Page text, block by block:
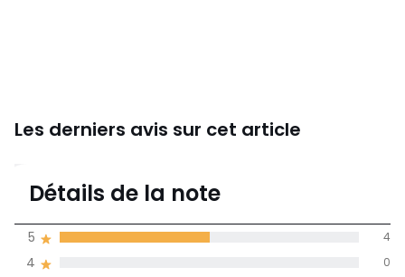
Les derniers avis sur cet article
3,4
de moyenne
obtenue sur
Détails de la note
4 0
5 4